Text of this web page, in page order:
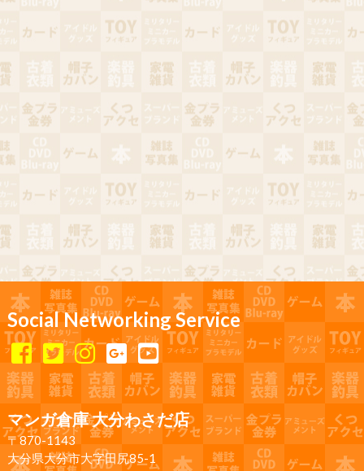
Social Networking Service
マンガ倉庫 大分わさだ店
〒870-1143
大分県大分市大字田尻85-1